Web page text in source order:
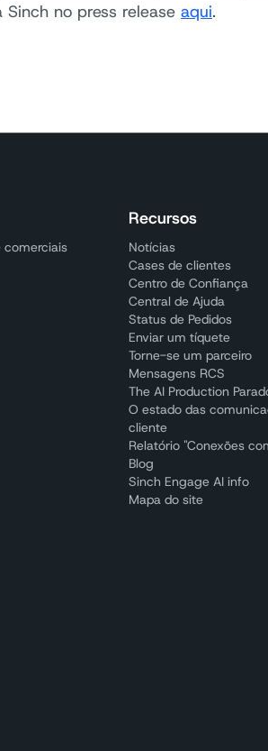
no press release aqui.
comerciais
Recursos
Notícias
Cases de clientes
Centro de Confiança
Central de Ajuda
Status de Pedidos
Enviar um tíquete
Torne-se um parceiro
Mensagens RCS
The AI Production
O estado das
cliente
Relatório "Conexões
Blog
Sinch Engage AI info
Mapa do site